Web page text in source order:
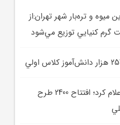
ميوه و تره‌بار شهر تهران:از
وزير آموزش و پرورش اعلام کرد؛ افتتاح 2400 طرح